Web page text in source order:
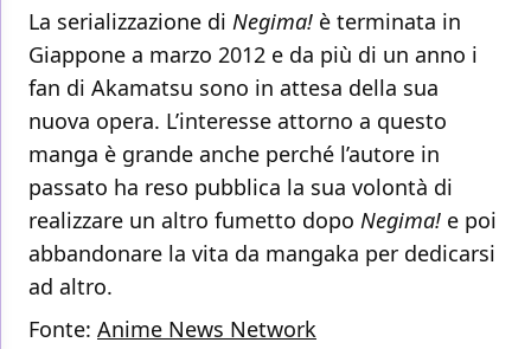
La serializzazione di Negima! è terminata in
Giappone a marzo 2012 e da più di un anno i
fan di Akamatsu sono in attesa della sua
nuova opera. L’interesse attorno a questo
manga è grande anche perché l’autore in
passato ha reso pubblica la sua volontà di
realizzare un altro fumetto dopo Negima! e poi
abbandonare la vita da mangaka per dedicarsi
ad altro.
Fonte: Anime News Network